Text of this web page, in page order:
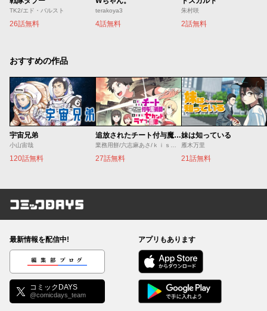
TK2/エド・バルスト
26話無料
terakoya3
4話無料
朱村咲
2話無料
おすすめの作品
宇宙兄弟
小山宙哉
120話無料
追放されたチート付与魔術師は気ままなセカンドライフを謳歌する。 ～俺は武器だけじゃなく、あらゆるものに『強化ポイント』を付与できるし、俺の意思でいつでも効果を解除できるけど、残った人たち大丈夫？～
27話無料
妹は知っている
雁木万里
21話無料
コミックDAYS
最新情報を配信中!
編集部ブログ
コミックDAYS
@comicdays_team
アプリもあります